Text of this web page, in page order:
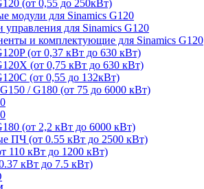
(от 0,55 до 250кВт)
модули для Sinamics G120
управления для Sinamics G120
и комплектующие для Sinamics G120
(от 0,37 кВт до 630 кВт)
(от 0,75 кВт до 630 кВт)
(от 0,55 до 132кВт)
/ G180 (от 75 до 6000 кВт)
(от 2,2 кВт до 6000 кВт)
ПЧ (от 0.55 кВт до 2500 кВт)
110 кВт до 1200 кВт)
кВт до 7.5 кВт)